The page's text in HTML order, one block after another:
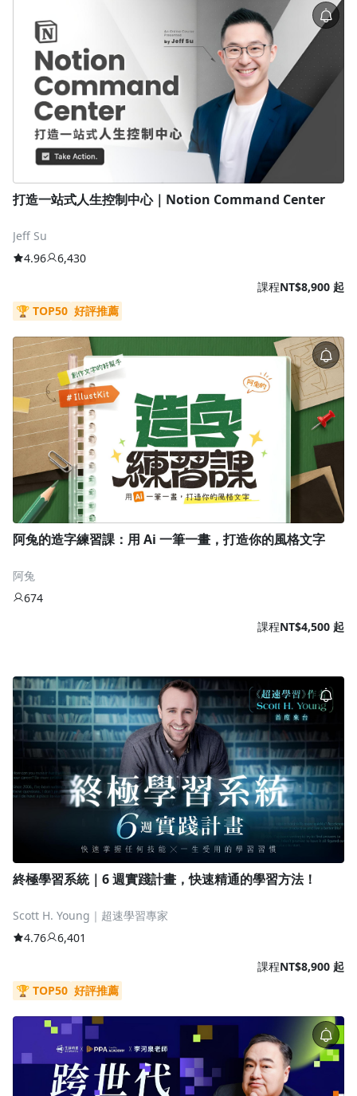
打造一站式人生控制中心｜Notion Command Center
Jeff Su
4.96
6,430
課程NT$8,900 起
🏆 TOP50 好評推薦
阿兔的造字練習課：用 Ai 一筆一畫，打造你的風格文字
阿兔
674
課程NT$4,500 起
終極學習系統｜6 週實踐計畫，快速精通的學習方法！
Scott H. Young｜超速學習專家
4.76
6,401
課程NT$8,900 起
🏆 TOP50 好評推薦